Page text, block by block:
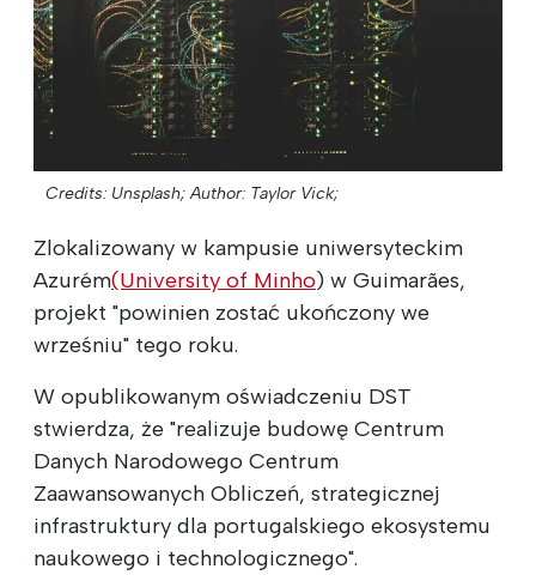
Credits: Unsplash; Author: Taylor Vick;
Zlokalizowany w kampusie uniwersyteckim
Azurém(University of Minho) w Guimarães,
projekt "powinien zostać ukończony we
wrześniu" tego roku.
W opublikowanym oświadczeniu DST
stwierdza, że "realizuje budowę Centrum
Danych Narodowego Centrum
Zaawansowanych Obliczeń, strategicznej
infrastruktury dla portugalskiego ekosystemu
naukowego i technologicznego".